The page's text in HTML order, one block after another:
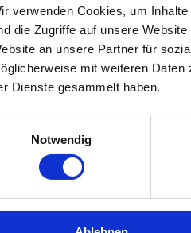
verwenden Cookies, um
die Zugriffe auf unsere
an unsere Partner für
mit weiteren
Dienste gesammelt haben.
Notwendig
gefallen
Ähnliche